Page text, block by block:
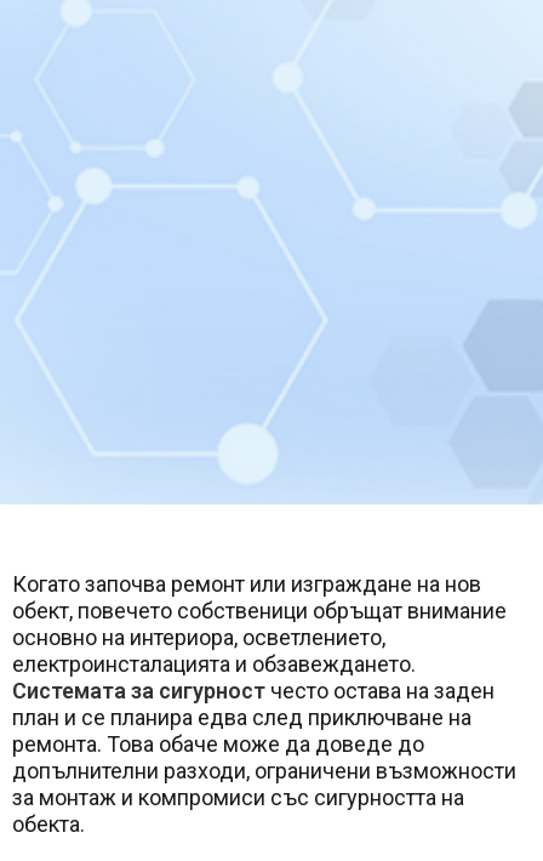
Когато започва ремонт или изграждане на нов
обект, повечето собственици обръщат внимание
основно на интериора, осветлението,
електроинсталацията и обзавеждането.
Системата за сигурност често остава на заден
план и се планира едва след приключване на
ремонта. Това обаче може да доведе до
допълнителни разходи, ограничени възможности
за монтаж и компромиси със сигурността на
обекта.